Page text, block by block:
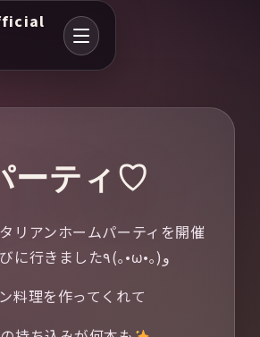
ーティ♡
リアンホームパーティを開催
するとの事で、遊びに行きました٩(｡•ω•｡) و
料理を作ってくれて